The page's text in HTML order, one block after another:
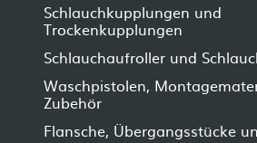
Schlauchkupplungen und
Trockenkupplungen
Schlauchaufroller und
Waschpistolen,
Zubehör
Flansche, Übergangsstücke